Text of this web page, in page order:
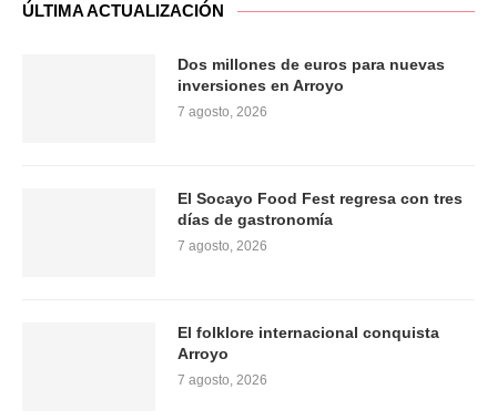
ÚLTIMA ACTUALIZACIÓN
Dos millones de euros para nuevas
inversiones en Arroyo
7 agosto, 2026
El Socayo Food Fest regresa con tres
días de gastronomía
7 agosto, 2026
El folklore internacional conquista
Arroyo
7 agosto, 2026